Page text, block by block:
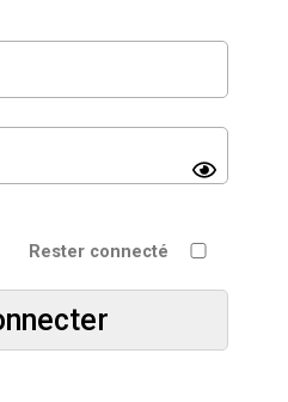
Rester connecté